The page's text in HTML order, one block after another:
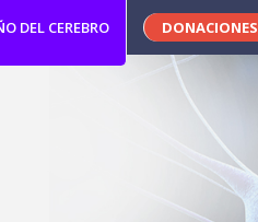
DEL CEREBRO DONACIONES